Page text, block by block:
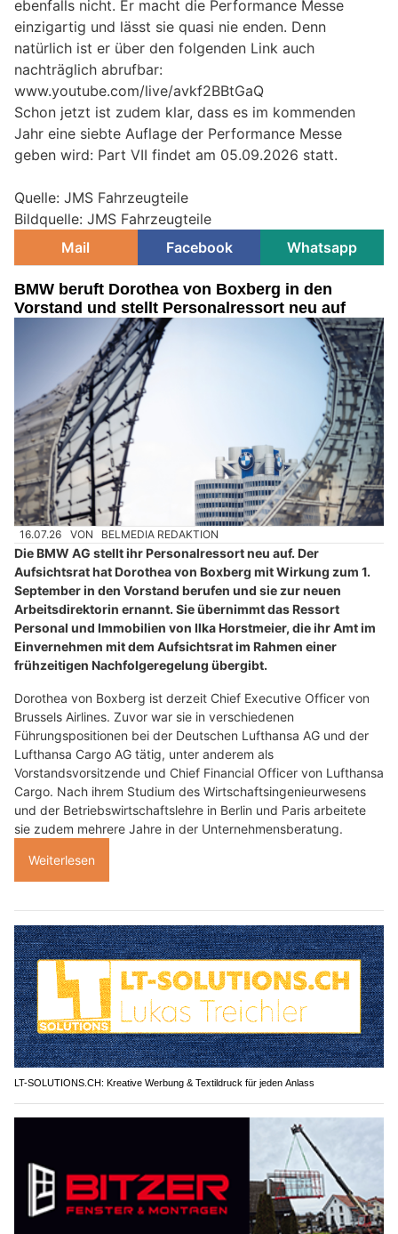
ebenfalls nicht. Er macht die Performance Messe
einzigartig und lässt sie quasi nie enden. Denn
natürlich ist er über den folgenden Link auch
nachträglich abrufbar:
www.youtube.com/live/avkf2BBtGaQ
Schon jetzt ist zudem klar, dass es im kommenden
Jahr eine siebte Auflage der Performance Messe
geben wird: Part VII findet am 05.09.2026 statt.
Quelle: JMS Fahrzeugteile
Bildquelle: JMS Fahrzeugteile
Mail
Facebook Whatsapp
BMW beruft Dorothea von Boxberg in den
Vorstand und stellt Personalressort neu auf
16.07.26 VON BELMEDIA REDAKTION
Die BMW AG stellt ihr Personalressort neu auf. Der
Aufsichtsrat hat Dorothea von Boxberg mit Wirkung zum 1.
September in den Vorstand berufen und sie zur neuen
Arbeitsdirektorin ernannt. Sie übernimmt das Ressort
Personal und Immobilien von Ilka Horstmeier, die ihr Amt im
Einvernehmen mit dem Aufsichtsrat im Rahmen einer
frühzeitigen Nachfolgeregelung übergibt.
Dorothea von Boxberg ist derzeit Chief Executive Officer von
Brussels Airlines. Zuvor war sie in verschiedenen
Führungspositionen bei der Deutschen Lufthansa AG und der
Lufthansa Cargo AG tätig, unter anderem als
Vorstandsvorsitzende und Chief Financial Officer von Lufthansa
Cargo. Nach ihrem Studium des Wirtschaftsingenieurwesens
und der Betriebswirtschaftslehre in Berlin und Paris arbeitete
sie zudem mehrere Jahre in der Unternehmensberatung.
Weiterlesen
LT-SOLUTIONS.CH: Kreative Werbung & Textildruck für jeden Anlass